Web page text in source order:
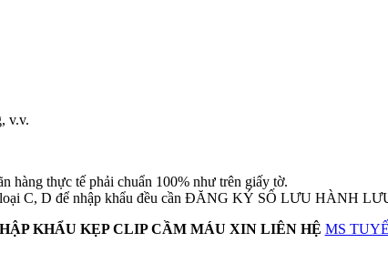
v.v.
thực tế phải chuẩn 100% như trên giấy tờ.
C, D để nhập khẩu đều cần ĐĂNG KÝ SỐ LƯU HÀNH
KHẨU KẸP CLIP CẦM MÁU XIN LIÊN HỆ MS